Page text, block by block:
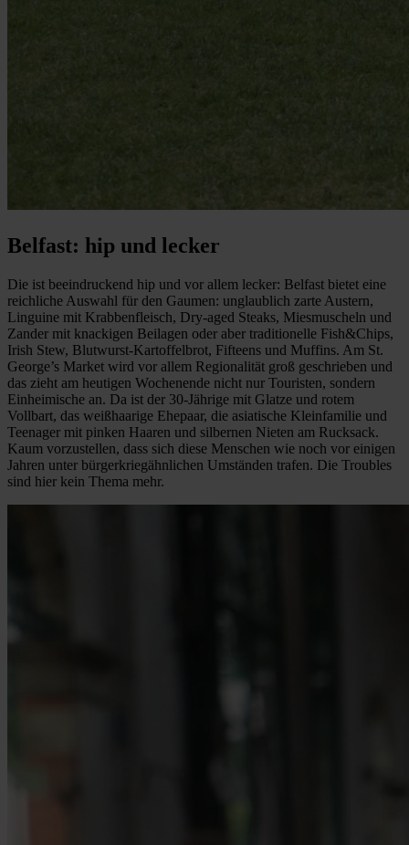
Belfast: hip und lecker
Die ist beeindruckend hip und vor allem lecker: Belfast bietet eine
reichliche Auswahl für den Gaumen: unglaublich zarte Austern,
Linguine mit Krabbenfleisch, Dry-aged Steaks, Miesmuscheln und
Zander mit knackigen Beilagen oder aber traditionelle Fish&Chips,
Irish Stew, Blutwurst-Kartoffelbrot, Fifteens und Muffins. Am St.
George’s Market wird vor allem Regionalität groß geschrieben und
das zieht am heutigen Wochenende nicht nur Touristen, sondern
Einheimische an. Da ist der 30-Jährige mit Glatze und rotem
Vollbart, das weißhaarige Ehepaar, die asiatische Kleinfamilie und
Teenager mit pinken Haaren und silbernen Nieten am Rucksack.
Kaum vorzustellen, dass sich diese Menschen wie noch vor einigen
Jahren unter bürgerkriegähnlichen Umständen trafen. Die Troubles
sind hier kein Thema mehr.